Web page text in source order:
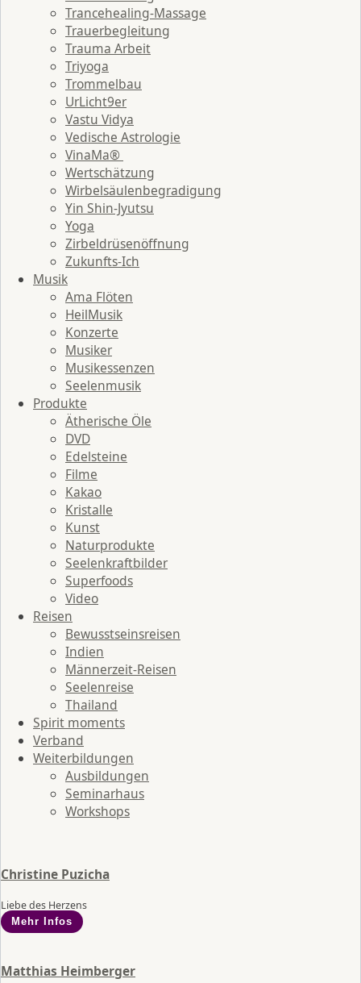
Trancehealing-Massage
Trauerbegleitung
Trauma Arbeit
Triyoga
Trommelbau
UrLicht9er
Vastu Vidya
Vedische Astrologie
VinaMa®
Wertschätzung
Wirbelsäulenbegradigung
Yin Shin-Jyutsu
Yoga
Zirbeldrüsenöffnung
Zukunfts-Ich
Musik
Ama Flöten
HeilMusik
Konzerte
Musiker
Musikessenzen
Seelenmusik
Produkte
Ätherische Öle
DVD
Edelsteine
Filme
Kakao
Kristalle
Kunst
Naturprodukte
Seelenkraftbilder
Superfoods
Video
Reisen
Bewusstseinsreisen
Indien
Männerzeit-Reisen
Seelenreise
Thailand
Spirit moments
Verband
Weiterbildungen
Ausbildungen
Seminarhaus
Workshops
Christine Puzicha
Liebe des Herzens
Mehr Infos
Matthias Heimberger